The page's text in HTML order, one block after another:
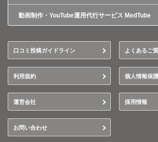
動画制作・YouTube運用代行サービス MedTube
口コミ投稿ガイドライン よくあるご
利用規約 個人情報保
運営会社 採用情報
お問い合わせ